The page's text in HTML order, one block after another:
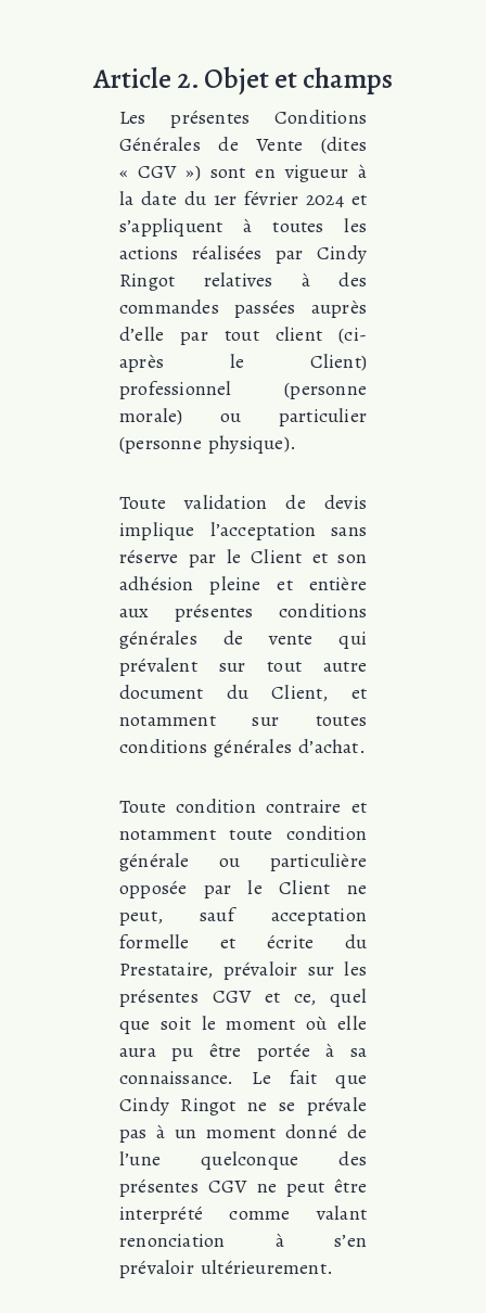
Article 2. Objet et champs
Les présentes Conditions
Générales de Vente (dites
« CGV ») sont en vigueur à
la date du 1er février 2024 et
s’appliquent à toutes les
actions réalisées par Cindy
Ringot relatives à des
commandes passées auprès
d’elle par tout client (ci-
après le Client)
professionnel (personne
morale) ou particulier
(personne physique).
Toute validation de devis
implique l’acceptation sans
réserve par le Client et son
adhésion pleine et entière
aux présentes conditions
générales de vente qui
prévalent sur tout autre
document du Client, et
notamment sur toutes
conditions générales d’achat.
Toute condition contraire et
notamment toute condition
générale ou particulière
opposée par le Client ne
peut, sauf acceptation
formelle et écrite du
Prestataire, prévaloir sur les
présentes CGV et ce, quel
que soit le moment où elle
aura pu être portée à sa
connaissance. Le fait que
Cindy Ringot ne se prévale
pas à un moment donné de
l’une quelconque des
présentes CGV ne peut être
interprété comme valant
renonciation à s’en
prévaloir ultérieurement.